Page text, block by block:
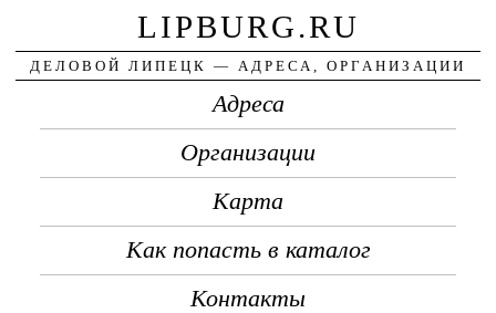
LIPBURG.RU
ДЕЛОВОЙ ЛИПЕЦК — АДРЕСА, ОРГАНИЗАЦИИ
Адреса
Организации
Карта
Как попасть в каталог
Контакты